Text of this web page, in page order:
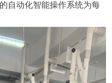
自动化智能操作系统为每